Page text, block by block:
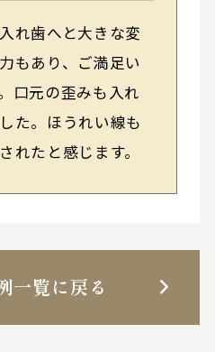
れ歯へと大きな変
もあり、ご満足い
口元の歪みも入れ
た。ほうれい線も
れたと感じます。
一覧に戻る